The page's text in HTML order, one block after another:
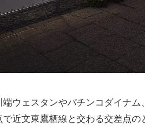
端ウェスタンやパチンコダイナ
で近文東鷹栖線と交わる交差点の